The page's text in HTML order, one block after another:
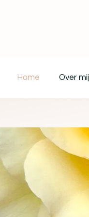
Home Over mij